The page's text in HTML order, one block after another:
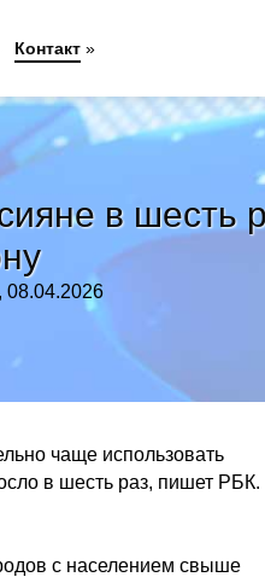
в шесть
08.04.2026
чаще использовать
в шесть раз, пишет РБК.
с населением свыше
Контакт »